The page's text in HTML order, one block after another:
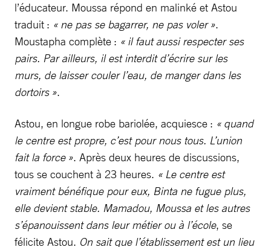
l’éducateur. Moussa répond en malinké et Astou
traduit : « ne pas se bagarrer, ne pas voler ».
Moustapha complète : « il faut aussi respecter ses
pairs. Par ailleurs, il est interdit d’écrire sur les
murs, de laisser couler l’eau, de manger dans les
dortoirs ».
Astou, en longue robe bariolée, acquiesce : « quand
le centre est propre, c’est pour nous tous. L’union
fait la force ». Après deux heures de discussions,
tous se couchent à 23 heures. « Le centre est
vraiment bénéfique pour eux, Binta ne fugue plus,
elle devient stable. Mamadou, Moussa et les autres
s’épanouissent dans leur métier ou à l’école, se
félicite Astou. On sait que l’établissement est un lieu